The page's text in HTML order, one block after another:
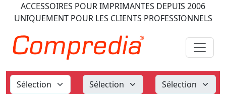
ACCESSOIRES POUR IMPRIMANTES DEPUIS 2006
UNIQUEMENT POUR LES CLIENTS PROFESSIONNELS